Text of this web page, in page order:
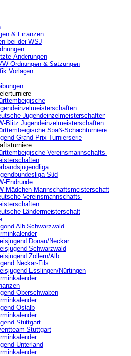
& Finanzen
bei der WSJ
Änderungen
Ordnungen & Satzungen
Vorlagen
Jugendeinzelmeisterschaften
Blitz Jugendeinzelmeisterschaften
Spaß-Schachturniere
Grand-Prix Turnierserie
Vereinsmannschafts-
Süd
Endrunde
Mädchen-Mannschaftsmeisterschaft
Vereinsmannschafts-
Ländermeisterschaft
Alb-Schwarzwald
Donau/Neckar
Schwarzwald
Zollern/Alb
Neckar-Fils
‎Esslingen/Nürtingen
Oberschwaben
Ostalb
Stuttgart
Stuttgart
Unterland